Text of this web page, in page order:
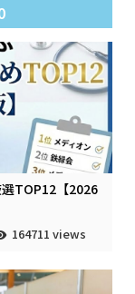
TOP12【2026
164711 views